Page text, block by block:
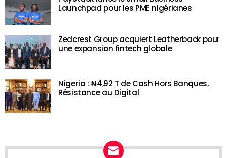
Launchpad pour les PME nigérianes
Zedcrest Group acquiert Leatherback pour
une expansion fintech globale
Nigeria : ₦4,92 T de Cash Hors Banques,
Résistance au Digital